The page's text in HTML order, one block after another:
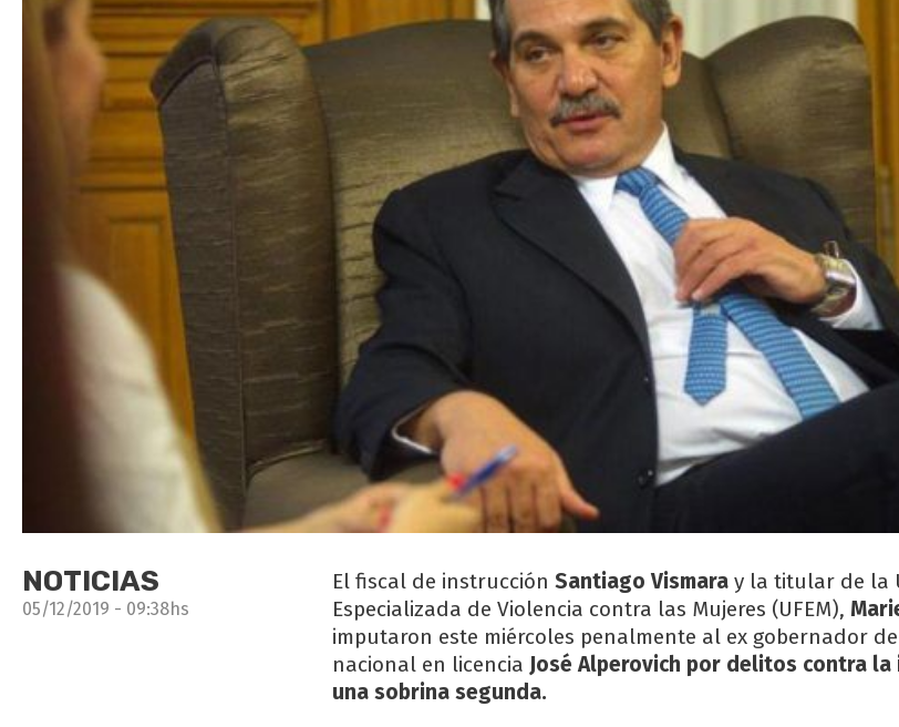
NOTICIAS
05/12/2019 - 09:38hs
El fiscal de instrucción Santiago Vismara y la titular de la
Especializada de Violencia contra las Mujeres (UFEM),
imputaron este miércoles penalmente al ex gobernador
nacional en licencia José Alperovich por delitos contra la
una sobrina segunda.